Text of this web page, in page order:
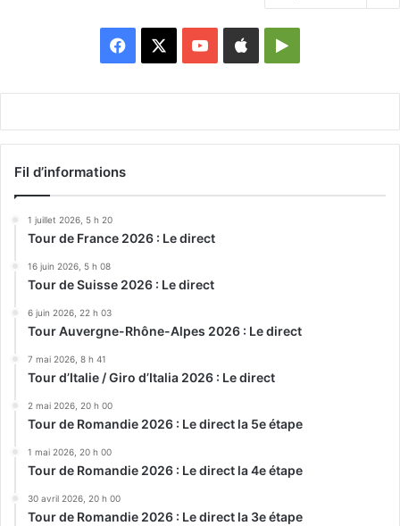
Facebook YouTubeAppleGoogle
Fil d’informations
1 juillet 2026, 5 h 20
Tour de France 2026 : Le direct
16 juin 2026, 5 h 08
Tour de Suisse 2026 : Le direct
6 juin 2026, 22 h 03
Tour Auvergne-Rhône-Alpes 2026 : Le direct
7 mai 2026, 8 h 41
Tour d’Italie / Giro d’Italia 2026 : Le direct
2 mai 2026, 20 h 00
Tour de Romandie 2026 : Le direct la 5e étape
1 mai 2026, 20 h 00
Tour de Romandie 2026 : Le direct la 4e étape
30 avril 2026, 20 h 00
Tour de Romandie 2026 : Le direct la 3e étape